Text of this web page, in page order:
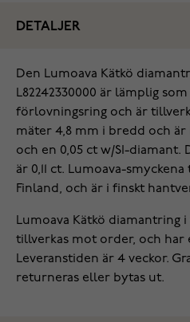
DETALJER
Den Lumoava Kätkö
L82242330000 är lämplig
förlovningsring och är
mäter 4,8 mm i bredd och är
och en 0,05 ct w/SI-diamant.
är 0,11 ct. Lumoava-
Finland, och är i finskt
Lumoava Kätkö diamantring i
tillverkas mot order, och har
Leveranstiden är 4 veckor.
returneras eller bytas ut.